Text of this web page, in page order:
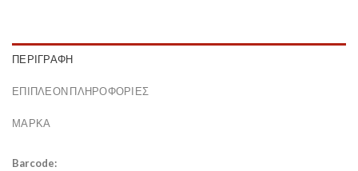
ΠΕΡΙΓΡΑΦΉ
ΕΠΙΠΛΈΟΝ ΠΛΗΡΟΦΟΡΊΕΣ
ΜΆΡΚΑ
Barcode: